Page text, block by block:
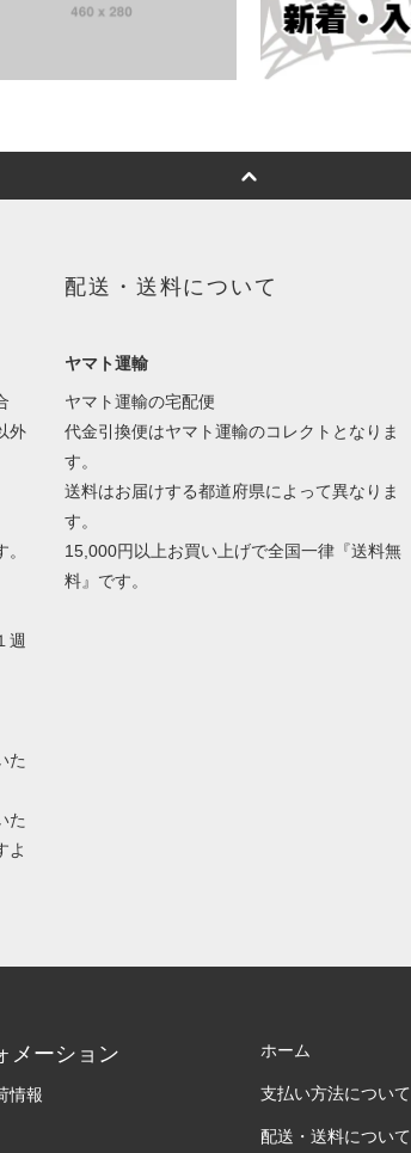
外
。
週
た
た
よ
配送・送料について
ヤマト運輸
ヤマト運輸の宅配便
代金引換便はヤマト運輸のコレクトとなりま
す。
送料はお届けする都道府県によって異なりま
す。
15,000円以上お買い上げで全国一律『送料無
料』です。
メーション
情報
ホーム
支払い方法について
配送・送料について